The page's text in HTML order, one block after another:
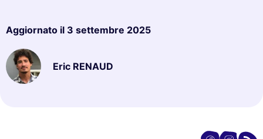
Aggiornato il 3 settembre 2025
Eric RENAUD